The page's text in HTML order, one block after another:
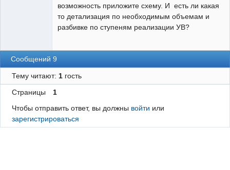
возможность приложите схему. И есть ли какая
то детализация по необходимым объемам и
разбивке по ступеням реализации УВ?
Сообщений 9
Тему читают: 1гость
Страницы
1
Чтобы отправить ответ, вы должны войти или
зарегистрироваться